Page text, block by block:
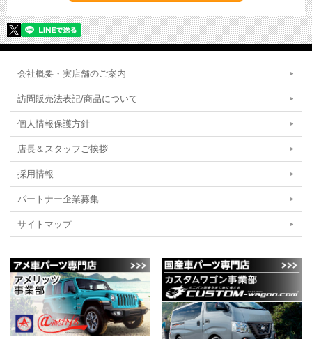
会社概要・実店舗のご案内
訪問販売法表記/商品について
個人情報保護方針
店長＆スタッフご挨拶
採用情報
パートナー企業募集
サイトマップ